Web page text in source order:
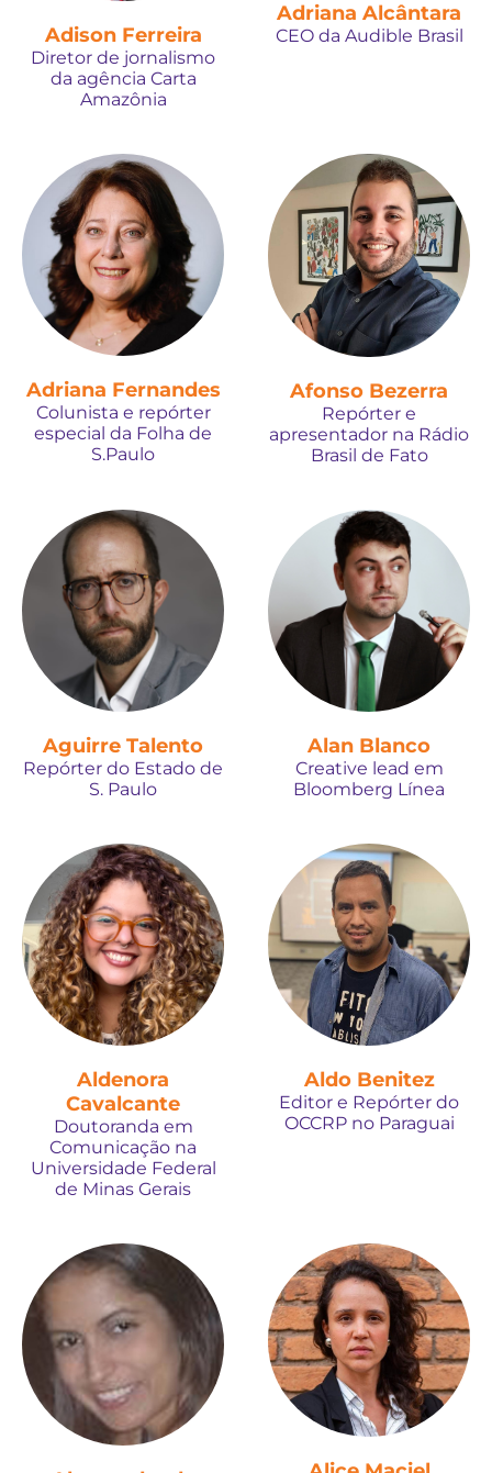
Adison Ferreira
Diretor de jornalismo
da agência Carta
Amazônia
Adriana Alcântara
CEO da Audible Brasil
Adriana Fernandes
Colunista e repórter
especial da Folha de
S.Paulo
Afonso Bezerra
Repórter e
apresentador na Rádio
Brasil de Fato
Aguirre Talento
Repórter do Estado de
S. Paulo
Alan Blanco
Creative lead em
Bloomberg Línea
Aldenora
Cavalcante
Doutoranda em
Comunicação na
Universidade Federal
de Minas Gerais
Aldo Benitez
Editor e Repórter do
OCCRP no Paraguai